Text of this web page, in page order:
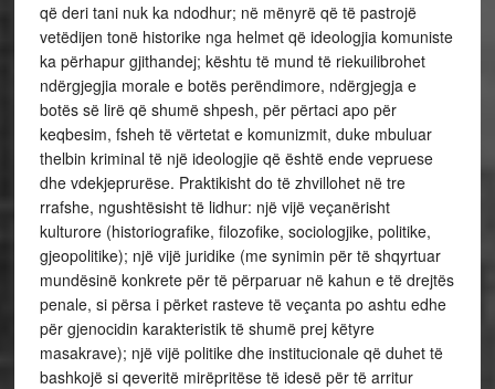
që deri tani nuk ka ndodhur; në mënyrë që të pastrojë
vetëdijen tonë historike nga helmet që ideologjia komuniste
ka përhapur gjithandej; kështu të mund të riekuilibrohet
ndërgjegjia morale e botës perëndimore, ndërgjegja e
botës së lirë që shumë shpesh, për përtaci apo për
keqbesim, fsheh të vërtetat e komunizmit, duke mbuluar
thelbin kriminal të një ideologjie që është ende vepruese
dhe vdekjeprurëse. Praktikisht do të zhvillohet në tre
rrafshe, ngushtësisht të lidhur: një vijë veçanërisht
kulturore (historiografike, filozofike, sociologjike, politike,
gjeopolitike); një vijë juridike (me synimin për të shqyrtuar
mundësinë konkrete për të përparuar në kahun e të drejtës
penale, si përsa i përket rasteve të veçanta po ashtu edhe
për gjenocidin karakteristik të shumë prej këtyre
masakrave); një vijë politike dhe institucionale që duhet të
bashkojë si qeveritë mirëpritëse të idesë për të arritur